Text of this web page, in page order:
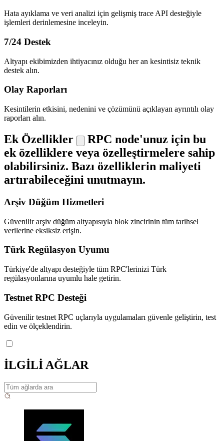
Hata ayıklama ve veri analizi için gelişmiş trace API desteğiyle
işlemleri derinlemesine inceleyin.
7/24 Destek
Altyapı ekibimizden ihtiyacınız olduğu her an kesintisiz teknik
destek alın.
Olay Raporları
Kesintilerin etkisini, nedenini ve çözümünü açıklayan ayrıntılı olay
raporları alın.
Ek Özellikler
RPC node'unuz için bu
ek özelliklere veya özelleştirmelere sahip
olabilirsiniz. Bazı özelliklerin maliyeti
artırabileceğini unutmayın.
Arşiv Düğüm Hizmetleri
Güvenilir arşiv düğüm altyapısıyla blok zincirinin tüm tarihsel
verilerine eksiksiz erişin.
Türk Regülasyon Uyumu
Türkiye'de altyapı desteğiyle tüm RPC'lerinizi Türk
regülasyonlarına uyumlu hale getirin.
Testnet RPC Desteği
Güvenilir testnet RPC uçlarıyla uygulamaları güvenle geliştirin, test
edin ve ölçeklendirin.
İLGİLİ AĞLAR